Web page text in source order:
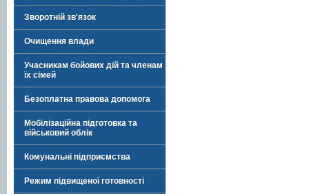
Зворотній зв'язок
Очищення влади
Учасникам бойових дій та членам
їх сімей
Безоплатна правова допомога
Мобілізаційна підготовка та
військовий облік
Комунальні підприємства
Режим підвищеної готовності